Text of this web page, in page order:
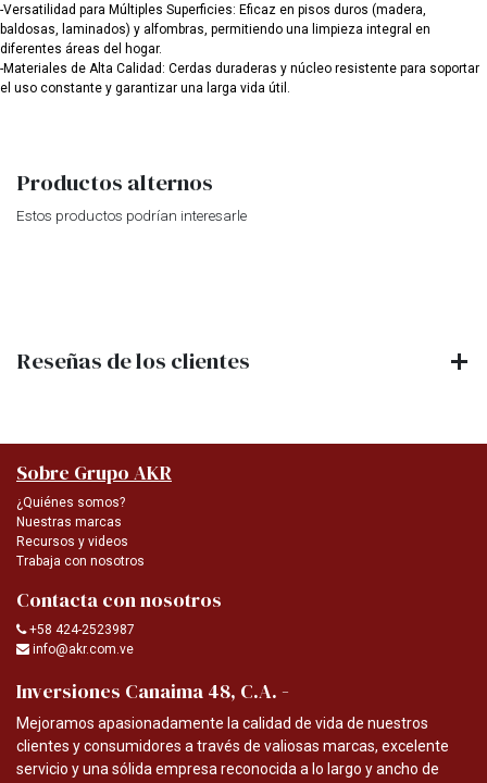
-Versatilidad para Múltiples Superficies: Eficaz en pisos duros (madera,
baldosas, laminados) y alfombras, permitiendo una limpieza integral en
diferentes áreas del hogar.
-Materiales de Alta Calidad: Cerdas duraderas y núcleo resistente para soportar
el uso constante y garantizar una larga vida útil.
Productos alternos
Estos productos podrían interesarle
Reseñas de los clientes
Sobre Grupo AKR
¿Quiénes somos?
Nuestras marcas
Recursos y videos
Trabaja con nosotros
Contacta con nosotros
+58 424-2523987
info@akr.com.ve
Inversiones Canaima 48, C.A. -
Mejoramos apasionadamente la calidad de vida de nuestros
clientes y consumidores a través de valiosas marcas, excelente
servicio y una sólida empresa reconocida a lo largo y ancho de